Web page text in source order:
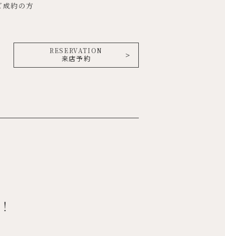
約の方
RESERVATION
来店予約